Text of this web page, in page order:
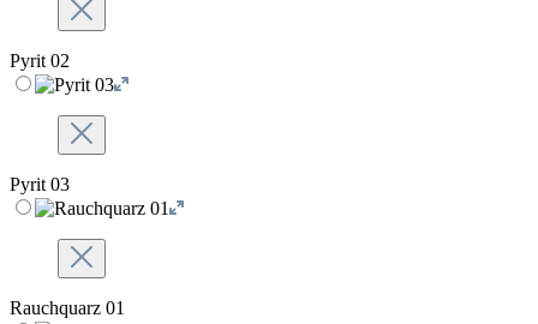
Pyrit 02
Pyrit 03
Rauchquarz 01